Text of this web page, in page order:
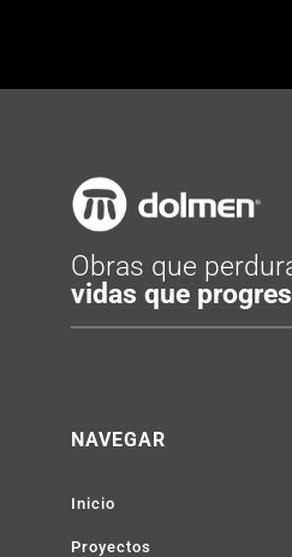
Obras que
vidas que
NAVEGAR
Inicio
Proyectos